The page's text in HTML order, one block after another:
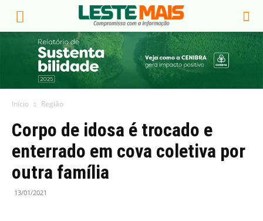
Início Região
Corpo de idosa é trocado e
enterrado em cova coletiva por
outra família
13/01/2021